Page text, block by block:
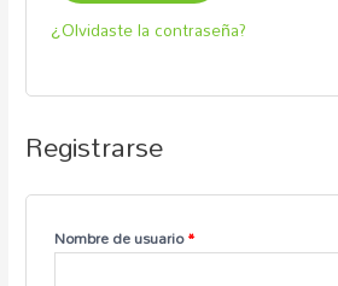
¿Olvidaste la contraseña?
Registrarse
Nombre de usuario*